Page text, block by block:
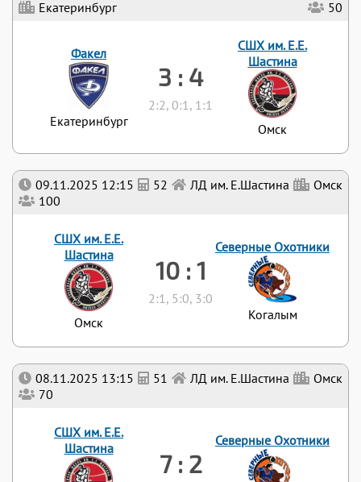
08.11.2025 13:15 51 ЛД им. Е.Шастина
Омск
70
СШХ им. Е.Е.
Шастина
7 : 2
Северные Охотники
09.11.2025 12:15 52 ЛД им. Е.Шастина
Омск
100
СШХ им. Е.Е.
Шастина
Омск
10 : 1
2:1, 5:0, 3:0
Северные Охотники
Когалым
Екатеринбург
50
Факел
Екатеринбург
3 : 4
2:2, 0:1, 1:1
СШХ им. Е.Е.
Шастина
Омск